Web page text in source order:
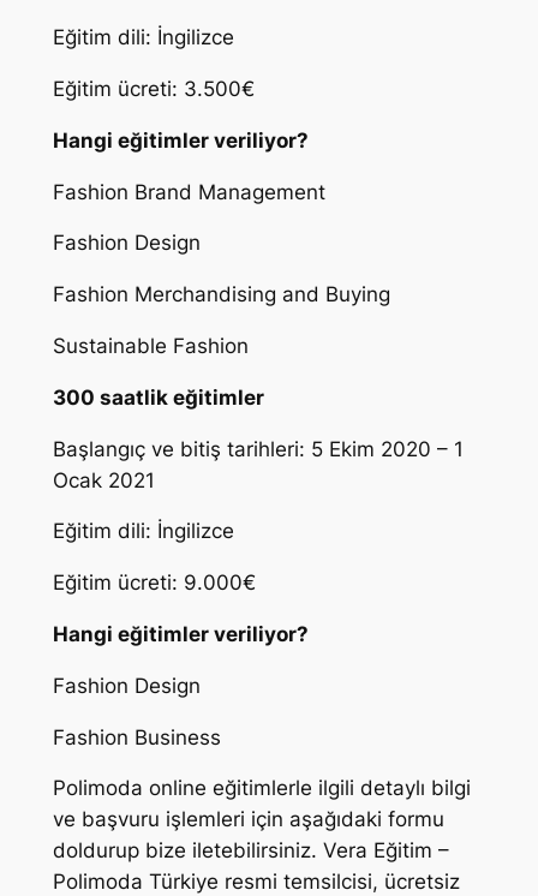
Eğitim dili: İngilizce
Eğitim ücreti: 3.500€
Hangi eğitimler veriliyor?
Fashion Brand Management
Fashion Design
Fashion Merchandising and Buying
Sustainable Fashion
300 saatlik eğitimler
Başlangıç ve bitiş tarihleri: 5 Ekim 2020 – 1
Ocak 2021
Eğitim dili: İngilizce
Eğitim ücreti: 9.000€
Hangi eğitimler veriliyor?
Fashion Design
Fashion Business
Polimoda online eğitimlerle ilgili detaylı bilgi
ve başvuru işlemleri için aşağıdaki formu
doldurup bize iletebilirsiniz. Vera Eğitim –
Polimoda Türkiye resmi temsilcisi, ücretsiz